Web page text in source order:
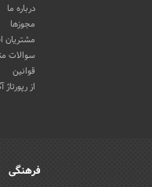
درباره ما
مجوزها
مشتریان
سوالات
قوانین
از
فرهنگی